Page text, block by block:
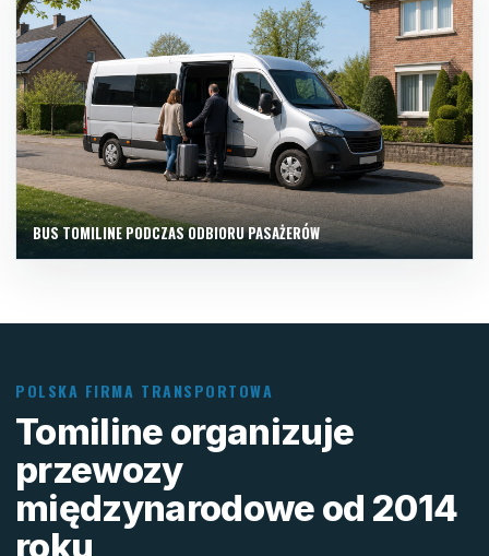
BUS TOMILINE PODCZAS ODBIORU PASAŻERÓW
POLSKA FIRMA TRANSPORTOWA
Tomiline organizuje
przewozy
międzynarodowe od 2014
roku